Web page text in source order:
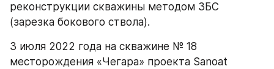
реконструкции скважины методом ЗБС
(зарезка бокового ствола).
3 июля 2022 года на скважине № 18
месторождения «Чегара» проекта Sanoat